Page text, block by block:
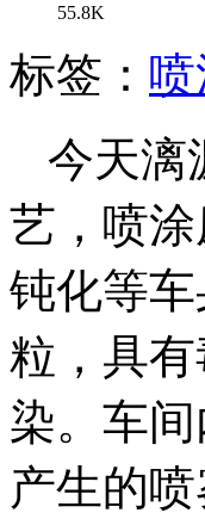
55.8K
标签：
今天漓
艺，喷
钝化等
粒，具
染。车
产生的